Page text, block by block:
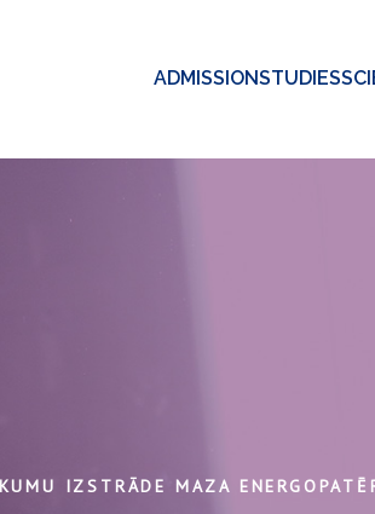
ADMISSIONSTUDIES